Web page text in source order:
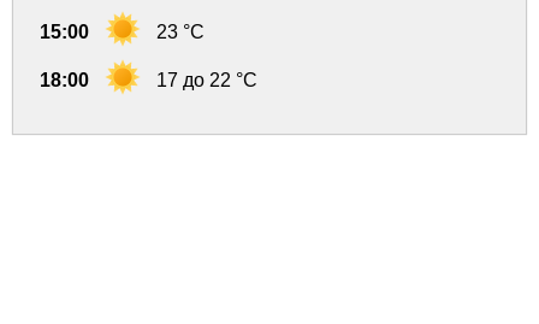
15:00 23 °C
18:00 17 до 22 °C